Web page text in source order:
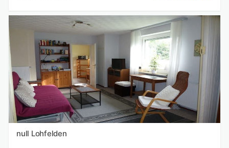
null Lohfelden